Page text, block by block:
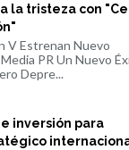
la tristeza con
V Estrenan Nuevo
PR Un Nuevo
Depre...
inversión para